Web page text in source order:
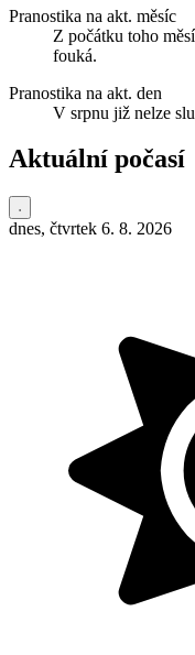
Pranostika na akt. měsíc
Z počátku toho
fouká.
Pranostika na akt. den
V srpnu již nelze
Aktuální počasí
dnes, čtvrtek 6. 8. 2026